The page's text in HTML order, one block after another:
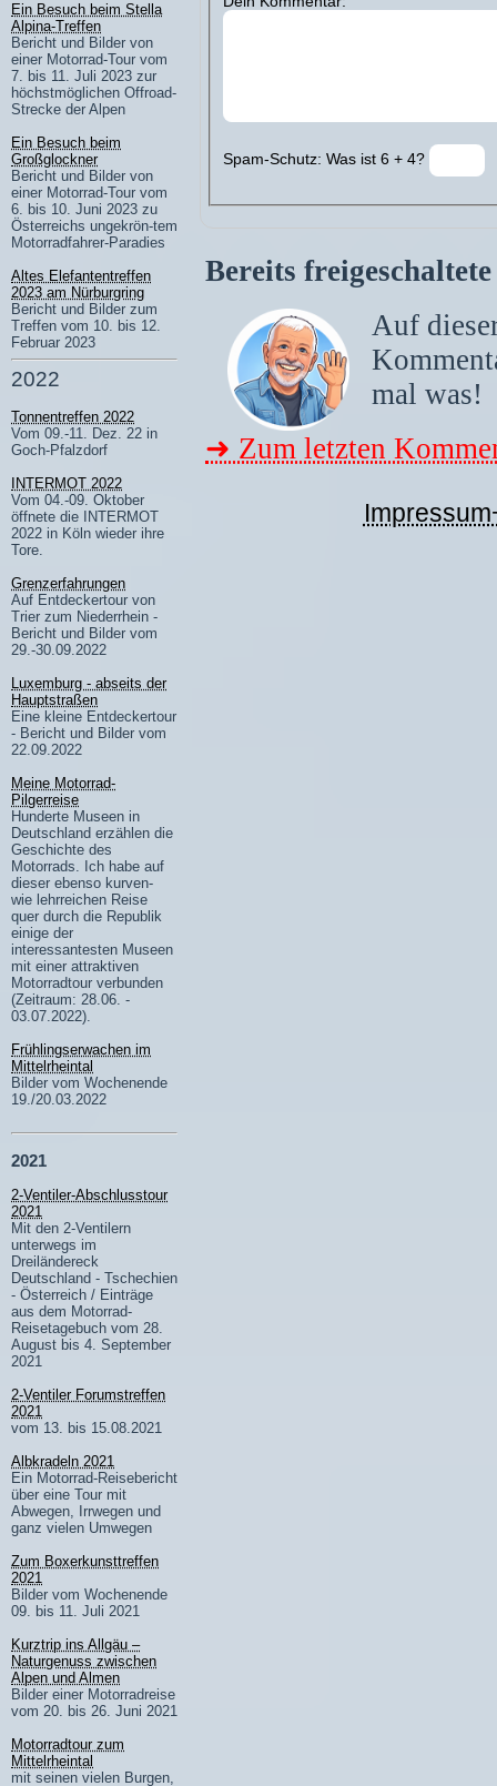
Ein Besuch beim Stella
Alpina-Treffen
Bericht und Bilder von
einer Motorrad-Tour vom
7. bis 11. Juli 2023 zur
höchstmöglichen Offroad-
Strecke der Alpen
Ein Besuch beim
Großglockner
Bericht und Bilder von
einer Motorrad-Tour vom
6. bis 10. Juni 2023 zu
Österreichs ungekrön-tem
Motorradfahrer-Paradies
Altes Elefantentreffen
2023 am Nürburgring
Bericht und Bilder zum
Treffen vom 10. bis 12.
Februar 2023
2022
Tonnentreffen 2022
Vom 09.-11. Dez. 22 in
Goch-Pfalzdorf
INTERMOT 2022
Vom 04.-09. Oktober
öffnete die INTERMOT
2022 in Köln wieder ihre
Tore.
Grenzerfahrungen
Auf Entdeckertour von
Trier zum Niederrhein -
Bericht und Bilder vom
29.-30.09.2022
Luxemburg - abseits der
Hauptstraßen
Eine kleine Entdeckertour
- Bericht und Bilder vom
22.09.2022
Meine Motorrad-
Pilgerreise
Hunderte Museen in
Deutschland erzählen die
Geschichte des
Motorrads. Ich habe auf
dieser ebenso kurven-
wie lehrreichen Reise
quer durch die Republik
einige der
interessantesten Museen
mit einer attraktiven
Motorradtour verbunden
(Zeitraum: 28.06. -
03.07.2022).
Frühlingserwachen im
Mittelrheintal
Bilder vom Wochenende
19./20.03.2022
2021
2-Ventiler-Abschlusstour
2021
Mit den 2-Ventilern
unterwegs im
Dreiländereck
Deutschland - Tschechien
- Österreich / Einträge
aus dem Motorrad-
Reisetagebuch vom 28.
August bis 4. September
2021
2-Ventiler Forumstreffen
2021
vom 13. bis 15.08.2021
Albkradeln 2021
Ein Motorrad-Reisebericht
über eine Tour mit
Abwegen, Irrwegen und
ganz vielen Umwegen
Zum Boxerkunsttreffen
2021
Bilder vom Wochenende
09. bis 11. Juli 2021
Kurztrip ins Allgäu –
Naturgenuss zwischen
Alpen und Almen
Bilder einer Motorradreise
vom 20. bis 26. Juni 2021
Motorradtour zum
Mittelrheintal
mit seinen vielen Burgen,
Spam-Schutz: Was ist 6 + 4?
Bereits
Auf
mal was!
➜ Zum letzten